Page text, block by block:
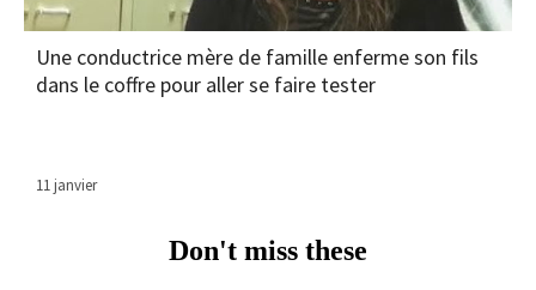
Une conductrice mère de famille enferme son fils
dans le coffre pour aller se faire tester
11 janvier
Don't miss these